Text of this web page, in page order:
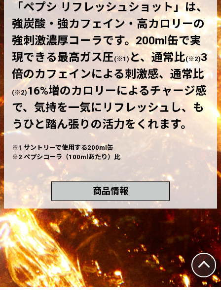
「ペプシ リフレッシュショット」は、
強炭酸・強カフェイン・高カロリーの
強刺激濃厚コーラです。200ml缶で実
現できる最高ガス圧(※1) と、通常比(※2)3
倍のカフェインによる刺激感、通常比
(※2)16%増のカロリーによるチャージ感
で、気持を一気にリフレッシュし、も
うひと踏ん張りの活力をくれます。
※1 サントリーで使用する200ml缶
※2 ペプシコーラ（100mlあたり）比
商品情報